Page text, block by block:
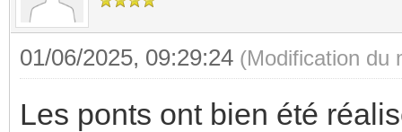
01/06/2025, 09:29:24 (Modification du
Les ponts ont bien été